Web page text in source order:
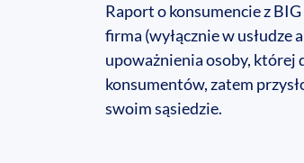
Raport o konsumencie z
firma (wyłącznie w
upoważnienia osoby, której
konsumentów, zatem
swoim sąsiedzie.